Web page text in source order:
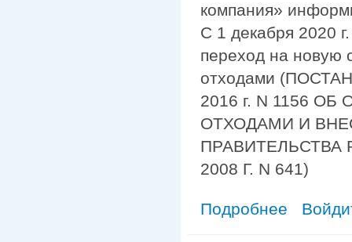
компания»
С 1 декабря 2020
переход на новую
отходами
2016 г. N 1156
ОТХОДАМИ И
ПРАВИТЕЛЬСТВА
2008 Г. N 641)
Подробнее о Переход